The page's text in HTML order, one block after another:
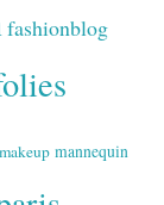
fashionblog
makeup mannequin